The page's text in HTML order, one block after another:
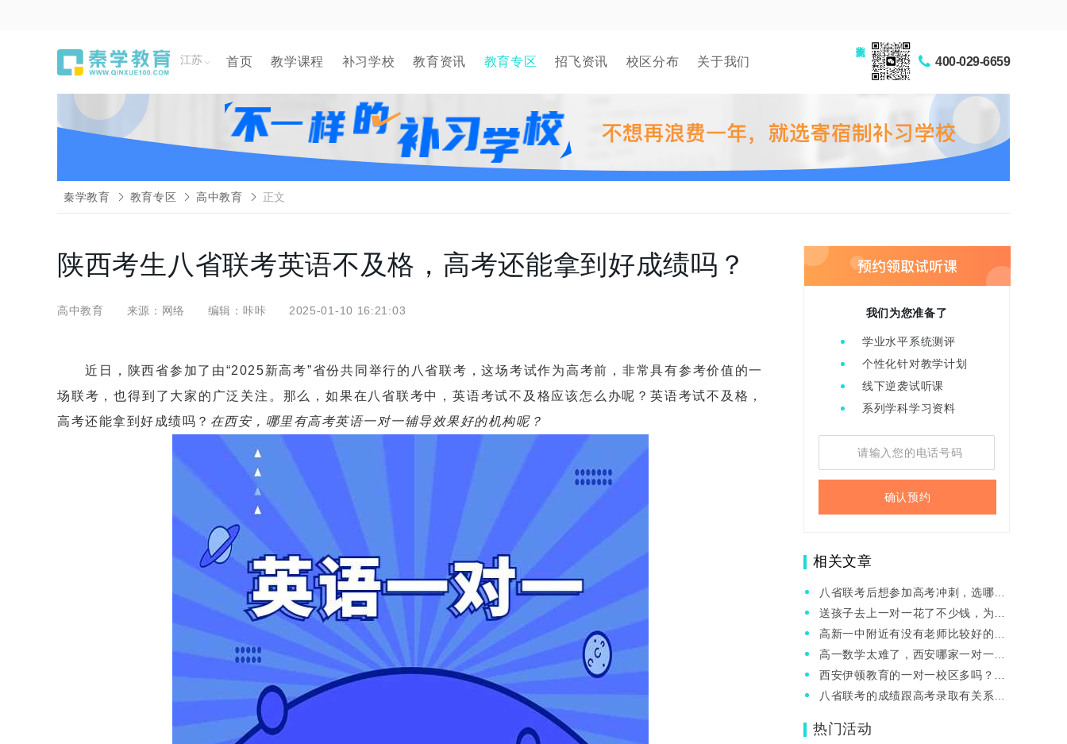
江苏 首页 教学课程 补习学校 教育资讯 教育专区 招飞资讯 校区分布 关于我们 400-029-6659
秦学教育 教育专区 高中教育 正文
陕西考生八省联考英语不及格，高考还能拿到好成绩吗？
高中教育 来源：网络 编辑：咔咔 2025-01-10 16:21:03
近日，陕西省参加了由“2025新高考”省份共同举行的八省联考，这场考试作为高考前，非常具有参考价值的一
场联考，也得到了大家的广泛关注。那么，如果在八省联考中，英语考试不及格应该怎么办呢？英语考试不及格，
高考还能拿到好成绩吗？ 在西安，哪里有高考英语一对一辅导效果好的机构呢？
我们为您准备了
学业水平系统测评
个性化针对教学计划
线下逆袭试听课
系列学科学习资料
确认预约
相关文章
八省联考后想参加高考冲刺，选哪家
机构好？为什么？
送孩子去上一对一花了不少钱，为啥
没有提升？西安有靠谱的一对一吗？
高新一中附近有没有老师比较好的单
科一对一补习？
高一数学太难了，西安哪家一对一辅
导机构能帮忙提分？
西安伊顿教育的一对一校区多吗？详
细地址都在哪里呢？
八省联考的成绩跟高考录取有关系
热门活动